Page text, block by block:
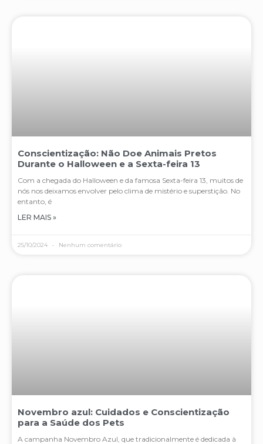
Conscientização: Não Doe Animais Pretos
Durante o Halloween e a Sexta-feira 13
Com a chegada do Halloween e da famosa Sexta-feira 13, muitos de
nós nos deixamos envolver pelo clima de mistério e superstição. No
entanto, é
LER MAIS »
25/10/2024 Nenhum comentário
Novembro azul: Cuidados e Conscientização
para a Saúde dos Pets
A campanha Novembro Azul, que tradicionalmente é dedicada à